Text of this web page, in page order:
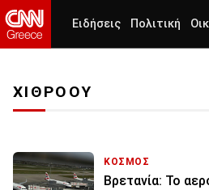
Ειδήσεις Πολιτική
ΧΙΘΡΟΟΥ
ΚΟΣΜΟΣ
Βρετανία: Το